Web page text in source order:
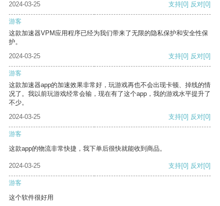
2024-03-25 支持[0] 反对[0]
游客
这款加速器VPM应用程序已经为我们带来了无限的隐私保护和安全性保
护。
2024-03-25
支持[0] 反对[0]
游客
这款加速器app的加速效果非常好，玩游戏再也不会出现卡顿、掉线的情
况了。我以前玩游戏经常会输，现在有了这个app，我的游戏水平提升了
不少。
2024-03-25
支持[0] 反对[0]
游客
这款app的物流非常快捷，我下单后很快就能收到商品。
2024-03-25 支持[0] 反对[0]
游客
这个软件很好用